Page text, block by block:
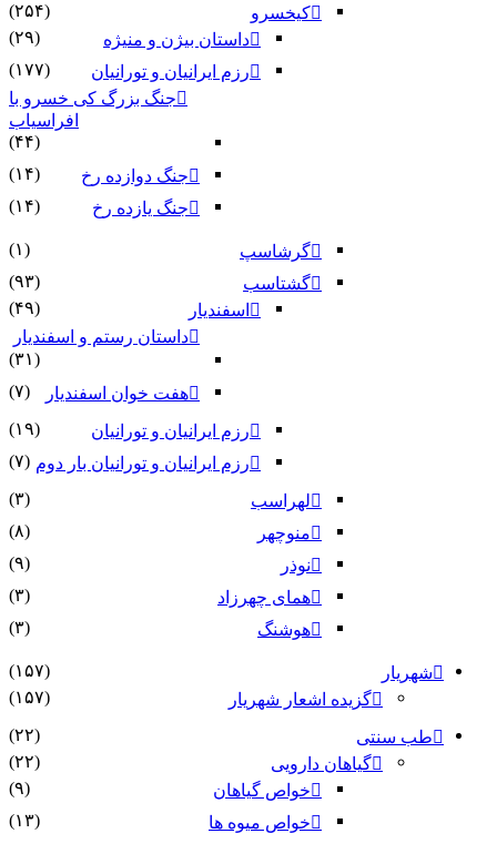
کیخسرو
(۲۵۴)
داستان بیژن و منیژه
(۲۹)
رزم ایرانیان و تورانیان
(۱۷۷)
جنگ بزرگ کی خسرو با
افراسیاب
(۴۴)
جنگ دوازده رخ
(۱۴)
جنگ یازده رخ
(۱۴)
گرشاسپ
(۱)
گشتاسب
(۹۳)
اسفندیار
(۴۹)
داستان رستم و اسفندیار
(۳۱)
هفت خوان اسفندیار
(۷)
رزم ایرانیان و تورانیان
(۱۹)
رزم ایرانیان و تورانیان بار دوم (۷)
لهراسب
(۳)
منوچهر
(۸)
نوذر
(۹)
هماى چهرزاد
(۳)
هوشنگ
(۳)
شهریار
(۱۵۷)
گزیده اشعار شهریار
(۱۵۷)
طب سنتی
(۲۲)
گیاهان دارویی
(۲۲)
خواص گیاهان
(۹)
خواص میوه ها
(۱۳)